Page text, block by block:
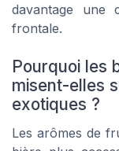
davantage une
frontale.
Pourquoi les
misent-elles
exotiques ?
Les arômes de